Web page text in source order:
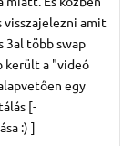
visszajelezni amit
3al több swap
került a "videó
egy
[-
:) ]